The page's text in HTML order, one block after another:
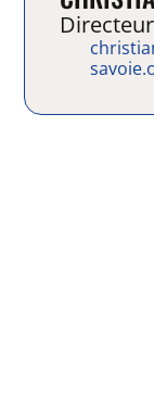
Directeur